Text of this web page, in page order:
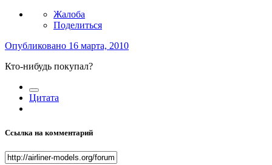
Жалоба
Поделиться
Опубликовано 16 марта, 2010
Кто-нибудь покупал?
Цитата
Ссылка на комментарий